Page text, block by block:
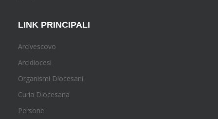
LINK PRINCIPALI
Arcivescovo
Arcidiocesi
Organismi Diocesani
Curia Diocesana
Persone